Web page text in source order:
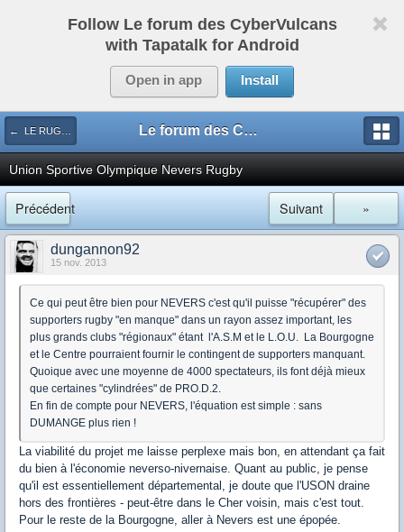
Follow Le forum des CyberVulcans
with Tapatalk for Android
Open in app Install
← LE RUGBY DE CHEZ NOUS Le forum des CyberVulcans
Union Sportive Olympique Nevers Rugby
Précédent »
Suivant
dungannon92
15 nov. 2013
Ce qui peut être bien pour NEVERS c'est qu'il puisse "récupérer" des
supporters rugby "en manque" dans un rayon assez important, les
plus grands clubs "régionaux" étant l'A.S.M et le L.O.U. La Bourgogne
et le Centre pourraient fournir le contingent de supporters manquant.
Quoique avec une moyenne de 4000 spectateurs, ils font déjà mieux
que certaines "cylindrées" de PRO.D.2.
En fin de compte pour NEVERS, l'équation est simple : sans
DUMANGE plus rien !
La viabilité du projet me laisse perplexe mais bon, en attendant ça fait
du bien à l'économie neverso-nivernaise. Quant au public, je pense
qu'il est essentiellement départemental, je doute que l'USON draine
hors des frontières - peut-être dans le Cher voisin, mais c'est tout.
Pour le reste de la Bourgogne, aller à Nevers est une épopée.